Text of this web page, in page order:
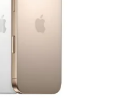
的太陽能集中器，利
外線與近紅外線，並
換為電力。這項技術
的採光與透明度。